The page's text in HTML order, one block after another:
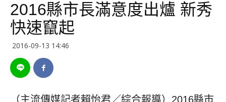
2016縣市長滿意度出爐 新秀
快速竄起
2016-09-13 14:46
（主流傳媒記者賴怡君／綜合報導）2016縣市